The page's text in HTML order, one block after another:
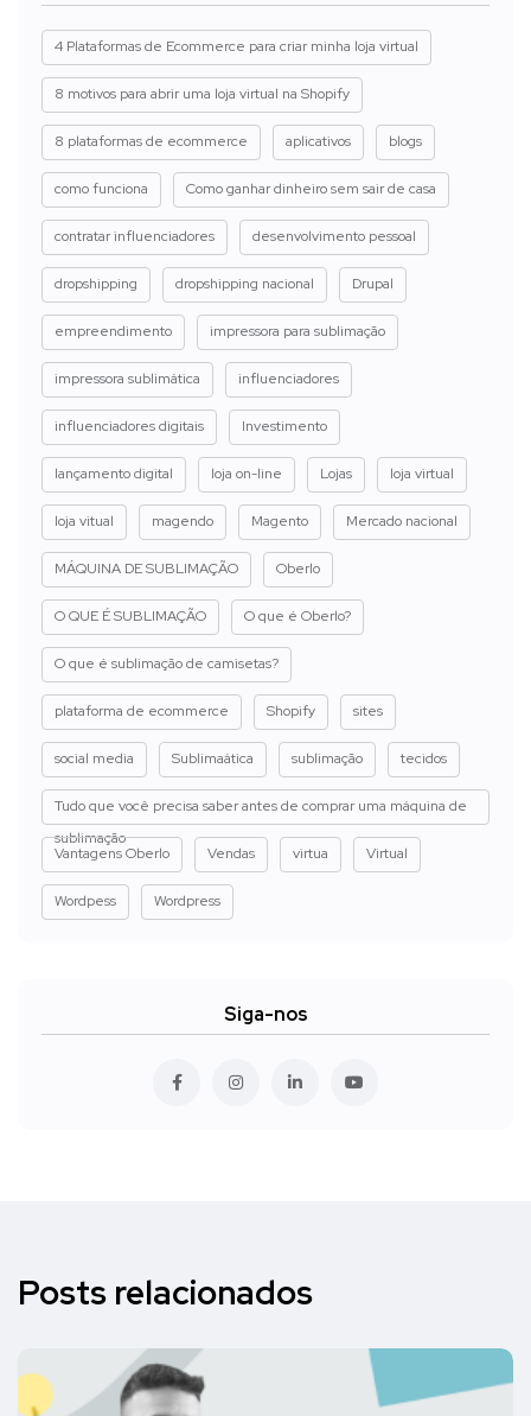
4 Plataformas de Ecommerce para criar minha loja virtual
8 motivos para abrir uma loja virtual na Shopify
8 plataformas de ecommerce aplicativos blogs
como funciona Como ganhar dinheiro sem sair de casa
contratar influenciadores desenvolvimento pessoal
dropshipping dropshipping nacional Drupal
empreendimento impressora para sublimação
impressora sublimática influenciadores
influenciadores digitais Investimento
lançamento digital loja on-line Lojas loja virtual
loja vitual magendo Magento Mercado nacional
MÁQUINA DE SUBLIMAÇÃO Oberlo
O QUE É SUBLIMAÇÃO O que é Oberlo?
O que é sublimação de camisetas?
plataforma de ecommerce Shopify sites
social media Sublimaática sublimação tecidos
Tudo que você precisa saber antes de comprar uma máquina de
sublimação
Vantagens Oberlo
Vendas virtua Virtual
Wordpess Wordpress
Siga-nos
Posts relacionados